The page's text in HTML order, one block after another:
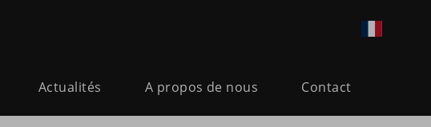
Actualités A propos de nous Contact